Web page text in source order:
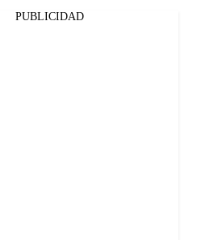
PUBLICIDAD